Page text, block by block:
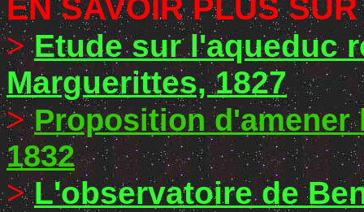
EN SAVOIR PLUS
> Etude sur l'aqueduc
Marguerittes, 1827
> Proposition d'amener
1832
> L'observatoire de